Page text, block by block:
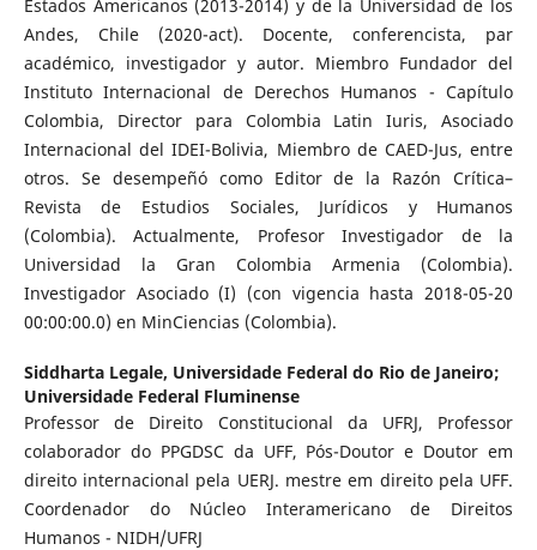
Estados Americanos (2013-2014) y de la Universidad de los
Andes, Chile (2020-act). Docente, conferencista, par
académico, investigador y autor. Miembro Fundador del
Instituto Internacional de Derechos Humanos - Capítulo
Colombia, Director para Colombia Latin Iuris, Asociado
Internacional del IDEI-Bolivia, Miembro de CAED-Jus, entre
otros. Se desempeñó como Editor de la Razón Crítica–
Revista de Estudios Sociales, Jurídicos y Humanos
(Colombia). Actualmente, Profesor Investigador de la
Universidad la Gran Colombia Armenia (Colombia).
Investigador Asociado (I) (con vigencia hasta 2018-05-20
00:00:00.0) en MinCiencias (Colombia).
Siddharta Legale, Universidade Federal do Rio de Janeiro;
Universidade Federal Fluminense
Professor de Direito Constitucional da UFRJ, Professor
colaborador do PPGDSC da UFF, Pós-Doutor e Doutor em
direito internacional pela UERJ. mestre em direito pela UFF.
Coordenador do Núcleo Interamericano de Direitos
Humanos - NIDH/UFRJ